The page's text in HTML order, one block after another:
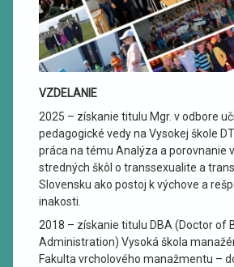
VZDELANIE
2025 – získanie titulu Mgr. v odbore
pedagogické vedy na Vysokej škole
práca na tému Analýza a porovnanie
stredných škôl o transsexualite a
Slovensku ako postoj k výchove a
inakosti.
2018 – získanie titulu DBA (Doctor of
Administration) Vysoká škola
Fakulta vrcholového manažmentu –